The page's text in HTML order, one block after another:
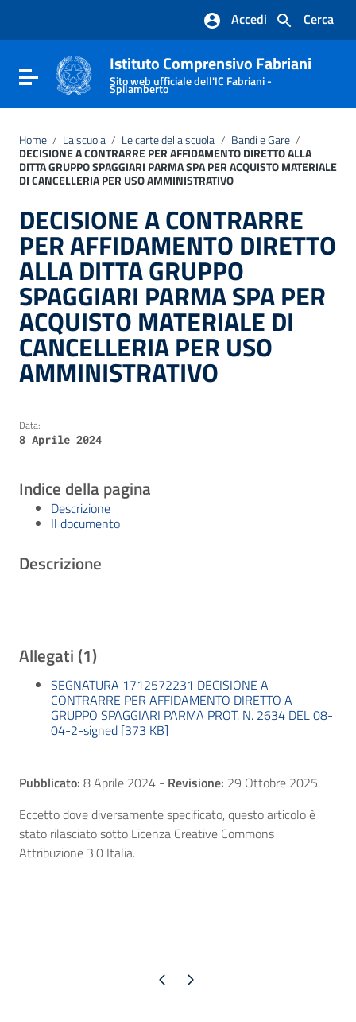
Vai al footer
Cerca
Accedi
Attiva / disattiva la navigazione
Istituto Comprensivo Fabriani
Sito web ufficiale dell'IC Fabriani -
Spilamberto
Home / La scuola / Le carte della scuola / Bandi e Gare /
DECISIONE A CONTRARRE PER AFFIDAMENTO DIRETTO ALLA
DITTA GRUPPO SPAGGIARI PARMA SPA PER ACQUISTO MATERIALE
DI CANCELLERIA PER USO AMMINISTRATIVO
DECISIONE A CONTRARRE
PER AFFIDAMENTO DIRETTO
ALLA DITTA GRUPPO
SPAGGIARI PARMA SPA PER
ACQUISTO MATERIALE DI
CANCELLERIA PER USO
AMMINISTRATIVO
Data:
8 Aprile 2024
Indice della pagina
Descrizione
Il documento
Descrizione
Allegati (1)
SEGNATURA 1712572231 DECISIONE A
CONTRARRE PER AFFIDAMENTO DIRETTO A
GRUPPO SPAGGIARI PARMA PROT. N. 2634 DEL 08-
04-2-signed [373 KB]
Pubblicato: 8 Aprile 2024 - Revisione: 29 Ottobre 2025
Eccetto dove diversamente specificato, questo articolo è
stato rilasciato sotto Licenza Creative Commons
Attribuzione 3.0 Italia.
Pagina precedente
Pagina successiva